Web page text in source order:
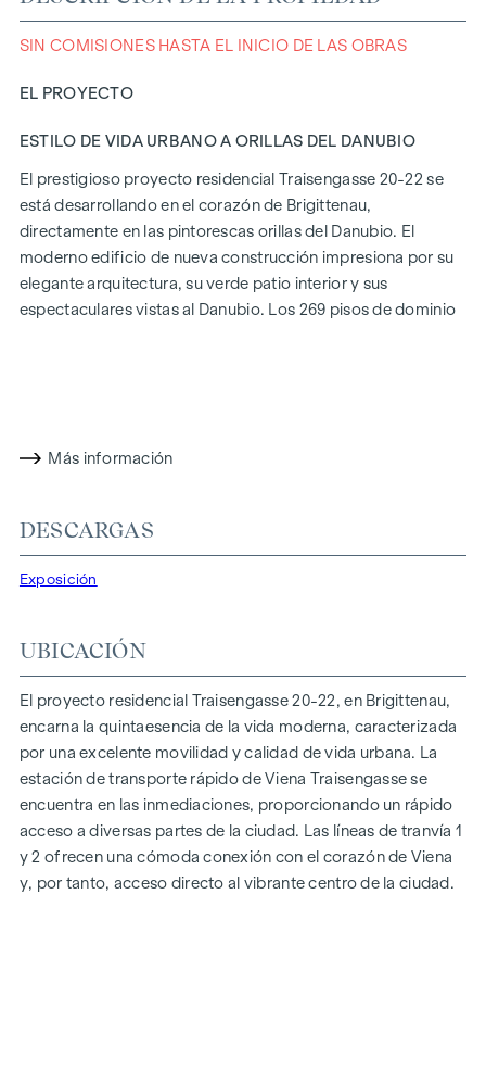
SIN COMISIONES HASTA EL INICIO DE LAS OBRAS
EL PROYECTO
ESTILO DE VIDA URBANO A ORILLAS DEL DANUBIO
El prestigioso proyecto residencial Traisengasse 20-22 se
está desarrollando en el corazón de Brigittenau,
directamente en las pintorescas orillas del Danubio. El
moderno edificio de nueva construcción impresiona por su
elegante arquitectura, su verde patio interior y sus
espectaculares vistas al Danubio. Los 269 pisos de dominio
barrios más animados de Viena.
En Traisengasse 20-22, la estética y la funcionalidad se
combinan en cada unidad residencial. Con planos
el mundo encontrará aquí su espacio vital ideal. Los suelos
de parqué de roble y las elegantes baldosas de marca
realzan el interior, mientras que la calefacción por suelo
radiante, alimentada por calefacción urbana respetuosa con
el medio ambiente, garantiza un clima interior acogedor. La
protección solar eléctrica exterior y el aire acondicionado en
los pisos de la última planta garantizan un ambiente
agradable, incluso en los días más calurosos.
EQUIPAMIENTOS
Más información
DESCARGAS
Exposición
UBICACIÓN
El proyecto residencial Traisengasse 20-22, en Brigittenau,
encarna la quintaesencia de la vida moderna, caracterizada
por una excelente movilidad y calidad de vida urbana. La
estación de transporte rápido de Viena Traisengasse se
encuentra en las inmediaciones, proporcionando un rápido
acceso a diversas partes de la ciudad. Las líneas de tranvía 1
y 2 ofrecen una cómoda conexión con el corazón de Viena
y, por tanto, acceso directo al vibrante centro de la ciudad.